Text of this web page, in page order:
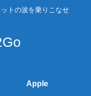
トの波を乗りこなせ
Apple